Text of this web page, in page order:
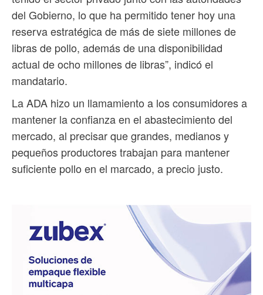
del Gobierno, lo que ha permitido tener hoy una
reserva estratégica de más de siete millones de
libras de pollo, además de una disponibilidad
actual de ocho millones de libras”, indicó el
mandatario.
La ADA hizo un llamamiento a los consumidores a
mantener la confianza en el abastecimiento del
mercado, al precisar que grandes, medianos y
pequeños productores trabajan para mantener
suficiente pollo en el marcado, a precio justo.